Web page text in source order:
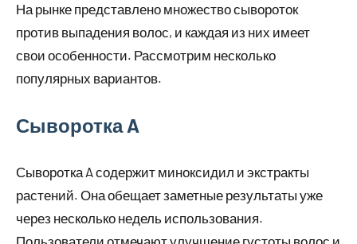
На рынке представлено множество сывороток
против выпадения волос, и каждая из них имеет
свои особенности. Рассмотрим несколько
популярных вариантов.
Сыворотка A
Сыворотка A содержит миноксидил и экстракты
растений. Она обещает заметные результаты уже
через несколько недель использования.